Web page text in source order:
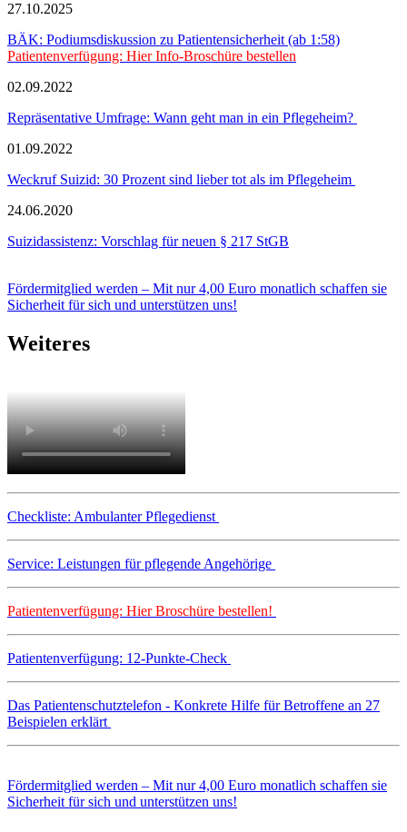
27.10.2025
BÄK: Podiumsdiskussion zu Patientensicherheit (ab 1:58)
Patientenverfügung: Hier Info-Broschüre bestellen
02.09.2022
Repräsentative Umfrage: Wann geht man in ein Pflegeheim?
01.09.2022
Weckruf Suizid: 30 Prozent sind lieber tot als im Pflegeheim
24.06.2020
Suizidassistenz: Vorschlag für neuen § 217 StGB
Fördermitglied werden – Mit nur 4,00 Euro monatlich schaffen sie
Sicherheit für sich und unterstützen uns!
Weiteres
Checkliste: Ambulanter Pflegedienst
Service: Leistungen für pflegende Angehörige
Patientenverfügung: Hier Broschüre bestellen!
Patientenverfügung: 12-Punkte-Check
Das Patientenschutztelefon - Konkrete Hilfe für Betroffene an 27
Beispielen erklärt
Fördermitglied werden – Mit nur 4,00 Euro monatlich schaffen sie
Sicherheit für sich und unterstützen uns!